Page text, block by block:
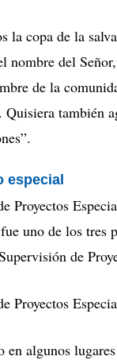
la copa de la
nombre del
de la
también
especial
Proyectos
uno de los tres
de
Proyectos
en algunos